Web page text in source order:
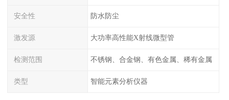
安全性 防水防尘
激发源 大功率高性能X射线微型管
检测范围 不锈钢、合金钢、有色金属、稀有金属
类型 智能元素分析仪器